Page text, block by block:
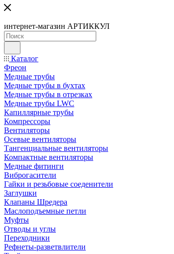
интернет-магазин АРТИККУЛ
Каталог
Фреон
Медные трубы
Медные трубы в бухтах
Медные трубы в отрезках
Медные трубы LWC
Капиллярные трубы
Компрессоры
Вентиляторы
Осевые вентиляторы
Тангенциальные вентиляторы
Компактные вентиляторы
Медные фитинги
Виброгасители
Гайки и резьбовые соеденители
Заглушки
Клапаны Шредера
Маслоподъемные петли
Муфты
Отводы и углы
Переходники
Рефнеты-разветвлители